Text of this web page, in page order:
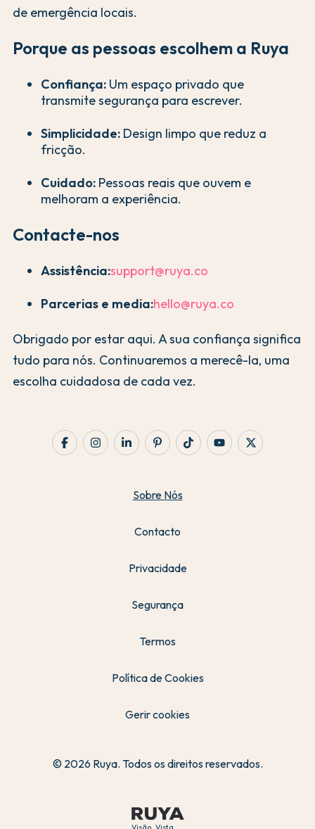
de emergência locais.
Porque as pessoas escolhem a Ruya
Confiança: Um espaço privado que
transmite segurança para escrever.
Simplicidade: Design limpo que reduz a
fricção.
Cuidado: Pessoas reais que ouvem e
melhoram a experiência.
Contacte-nos
Assistência:support@ruya.co
Parcerias e media:hello@ruya.co
Obrigado por estar aqui. A sua confiança significa
tudo para nós. Continuaremos a merecê-la, uma
escolha cuidadosa de cada vez.
Sobre Nós
Contacto
Privacidade
Segurança
Termos
Política de Cookies
Gerir cookies
© 2026 Ruya. Todos os direitos reservados.